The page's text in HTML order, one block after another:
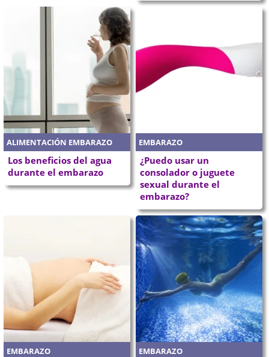
ALIMENTACIÓN EMBARAZO
Los beneficios del agua
durante el embarazo
EMBARAZO
¿Puedo usar un
consolador o juguete
sexual durante el
embarazo?
EMBARAZO EMBARAZO